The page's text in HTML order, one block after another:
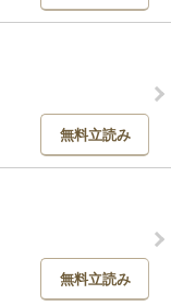
無料立読み
無料立読み